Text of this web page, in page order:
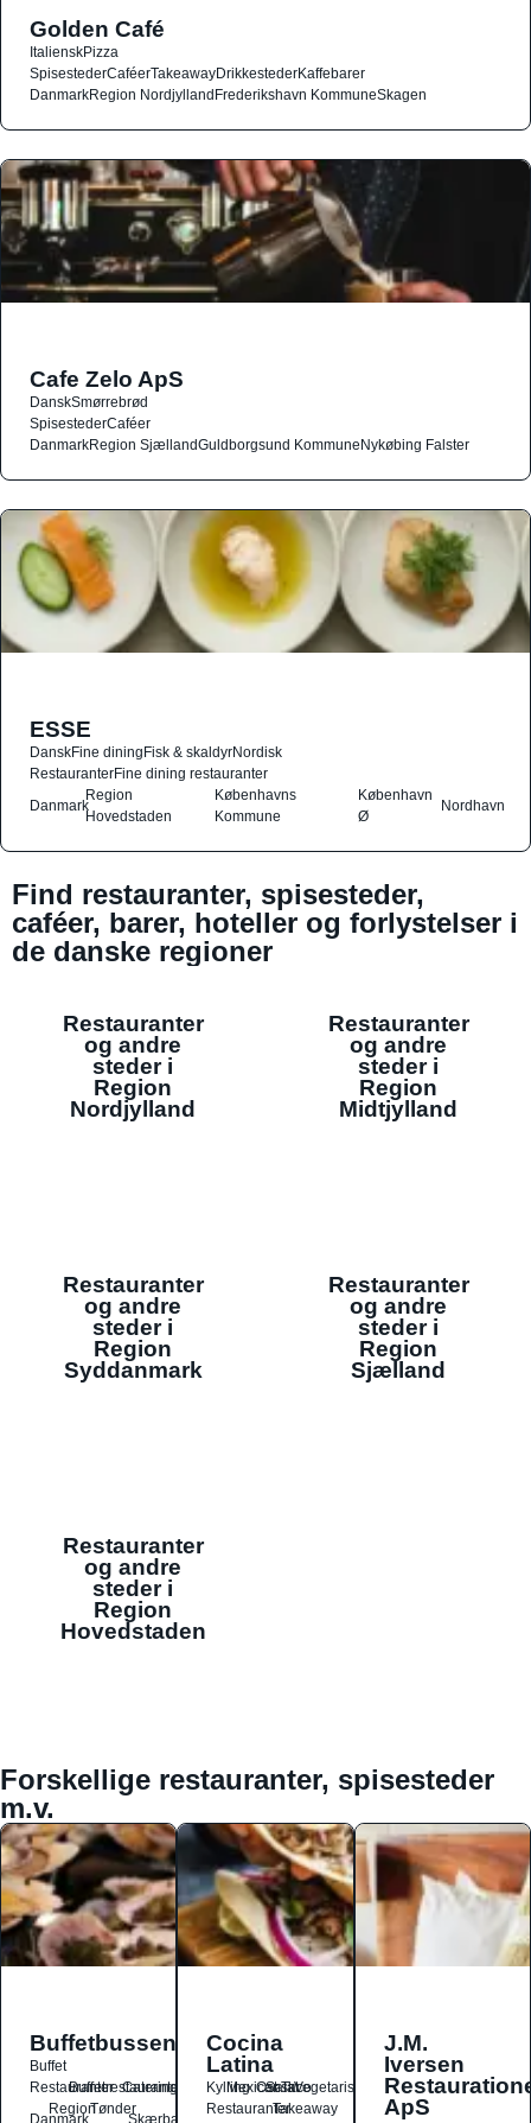
Golden Café
ItalienskPizza
SpisestederCaféerTakeawayDrikkestederKaffebarer
DanmarkRegion NordjyllandFrederikshavn KommuneSkagen
Cafe Zelo ApS
DanskSmørrebrød
SpisestederCaféer
DanmarkRegion SjællandGuldborgsund KommuneNykøbing Falster
ESSE
DanskFine diningFisk & skaldyrNordisk
RestauranterFine dining restauranter
Danmark
Region
Hovedstaden
Københavns
Kommune
København
Ø
Nordhavn
Find restauranter, spisesteder,
caféer, barer, hoteller og forlystelser i
de danske regioner
Restauranter
og andre
steder i
Region
Nordjylland
Restauranter
og andre
steder i
Region
Midtjylland
Restauranter
og andre
steder i
Region
Syddanmark
Restauranter
og andre
steder i
Region
Sjælland
Restauranter
og andre
steder i
Region
Hovedstaden
Forskellige restauranter, spisesteder
m.v.
Buffetbussen
Buffet
Restauranter
Buffetrestauranter
Catering
Danmark
RegionTønder
Skærbæk
Cocina
Latina
Kylling
Mexicansk
OstSalat
TacoVegetarisk
RestauranterTakeaway
J.M.
Iversen
ApS